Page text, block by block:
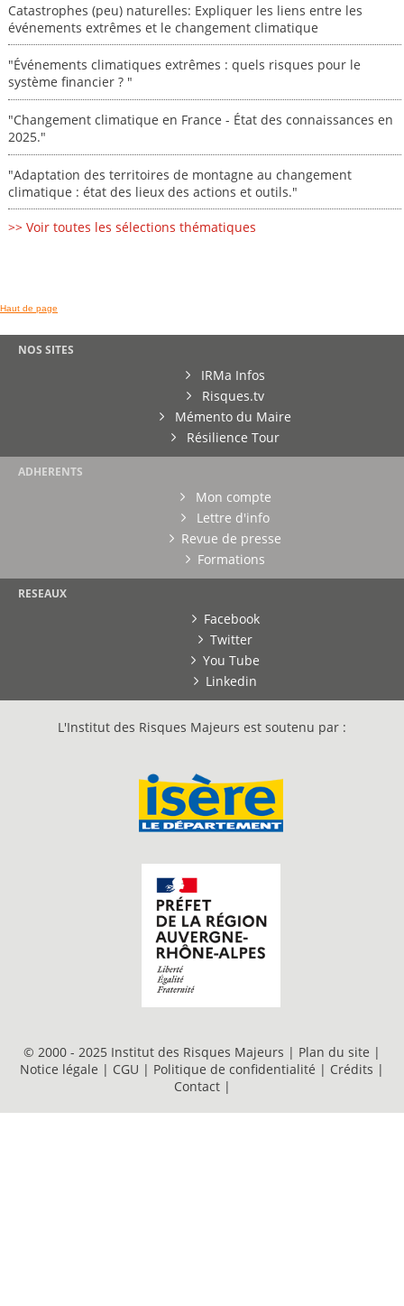
Catastrophes (peu) naturelles: Expliquer les liens entre les
événements extrêmes et le changement climatique
"Événements climatiques extrêmes : quels risques pour le
système financier ? "
"Changement climatique en France - État des connaissances en
2025."
"Adaptation des territoires de montagne au changement
climatique : état des lieux des actions et outils."
>> Voir toutes les sélections thématiques
Haut de page
NOS SITES
IRMa Infos
Risques.tv
Mémento du Maire
Résilience Tour
ADHERENTS
Mon compte
Lettre d'info
Revue de presse
Formations
RESEAUX
Facebook
Twitter
You Tube
Linkedin
L'Institut des Risques Majeurs est soutenu par :
© 2000 - 2025 Institut des Risques Majeurs | Plan du site |
Notice légale | CGU | Politique de confidentialité | Crédits |
Contact |